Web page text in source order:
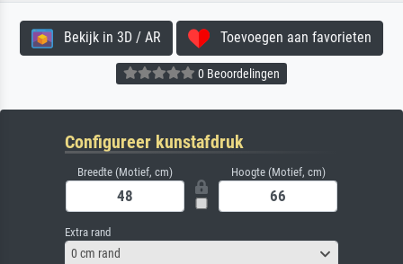
Bekijk in 3D / AR Toevoegen aan favorieten
0 Beoordelingen
Configureer kunstafdruk
Breedte (Motief, cm) Hoogte (Motief, cm)
Extra rand
0 cm rand